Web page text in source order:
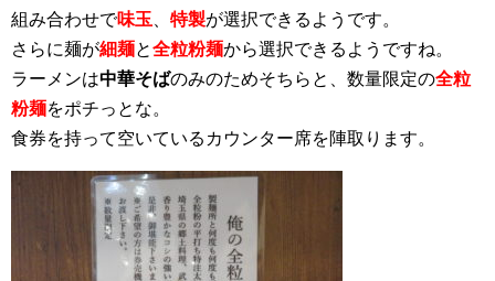
組み合わせで味玉 特製が選択できるようです。
さらに麺が細麺と全粒粉麺から選択できるようですね。
ラーメンは中華そばのみのためそちらと、数量限定の全粒
粉麺をポチっとな。
食券を持って空いているカウンター席を陣取ります。